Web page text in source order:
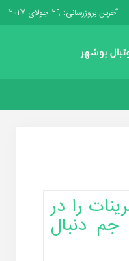
آخرین بروزرسانی: 29 جولای 2017
را در
دنبال